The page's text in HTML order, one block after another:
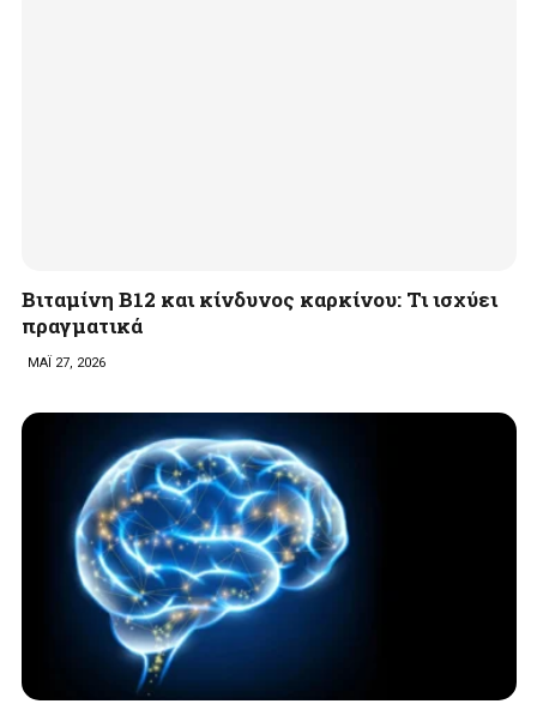
Βιταμίνη B12 και κίνδυνος καρκίνου: Τι ισχύει
πραγματικά
ΜΑΪ 27, 2026